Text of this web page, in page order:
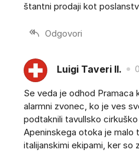
štantni prodaji kot
Odgovori
Luigi Taveri II.
Se veda je odhod Pramaca
alarmni zvonec, ko je ves
podtaknili tavullsko
Apeninskega otoka je malo
italijanskimi ekipami, ker so